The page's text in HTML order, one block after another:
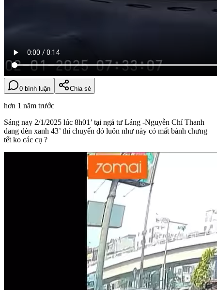
0 bình luận Chia sẻ
hơn 1 năm trước
Sáng nay 2/1/2025 lúc 8h01’ tại ngả tư Láng -Nguyễn Chí Thanh
đang đèn xanh 43’ thì chuyển đỏ luôn như này có mất bánh chưng
tết ko các cụ ?